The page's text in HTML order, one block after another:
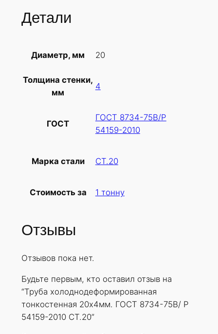
в
а
д
о
е
ф
о
р
Детали
Диаметр, мм 20
Толщина стенки,
мм
4
ГОСТ
ГОСТ 8734-75В/Р
54159-2010
Марка стали СТ.20
Стоимость за 1 тонну
Отзывы
Отзывов пока нет.
Будьте первым, кто оставил отзыв на
“Труба холоднодеформированная
тонкостенная 20х4мм. ГОСТ 8734-75В/ Р
54159-2010 СТ.20”